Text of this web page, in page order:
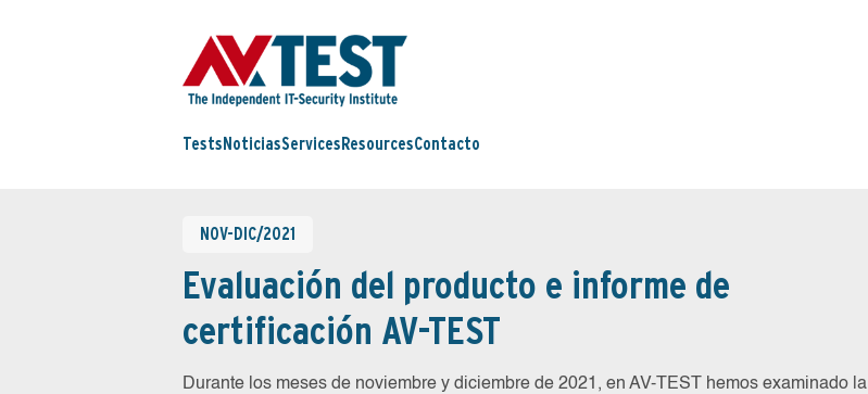
Tests NoticiasServices ResourcesContacto
NOV-DIC/2021
Evaluación del producto e informe de
certificación AV-TEST
Durante los meses de noviembre y diciembre de 2021, en AV-TEST hemos examinado la